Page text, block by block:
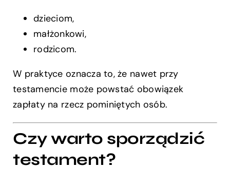
dzieciom,
małżonkowi,
rodzicom.
W praktyce oznacza to, że nawet przy
testamencie może powstać obowiązek
zapłaty na rzecz pominiętych osób.
Czy warto sporządzić
testament?